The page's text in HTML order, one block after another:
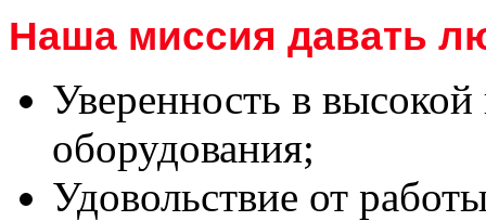
Наша миссия давать
Уверенность в
оборудования;
Удовольствие от